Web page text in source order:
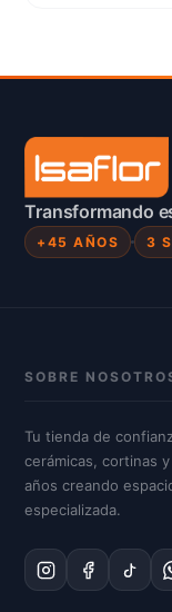
Transformando
+45 AÑOS 3
SOBRE
Tu tienda de
cerámicas, cortinas
años creando
especializada.